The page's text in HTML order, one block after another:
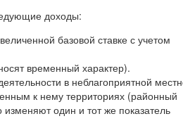
доходы:
базовой ставке с учетом
временный характер).
в неблагоприятной
к нему территориях (районный
один и тот же показатель